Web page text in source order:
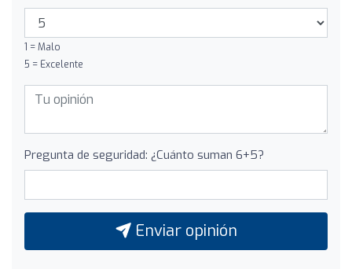
1 = Malo
5 = Excelente
Pregunta de seguridad: ¿Cuánto suman 6+5?
Enviar opinión